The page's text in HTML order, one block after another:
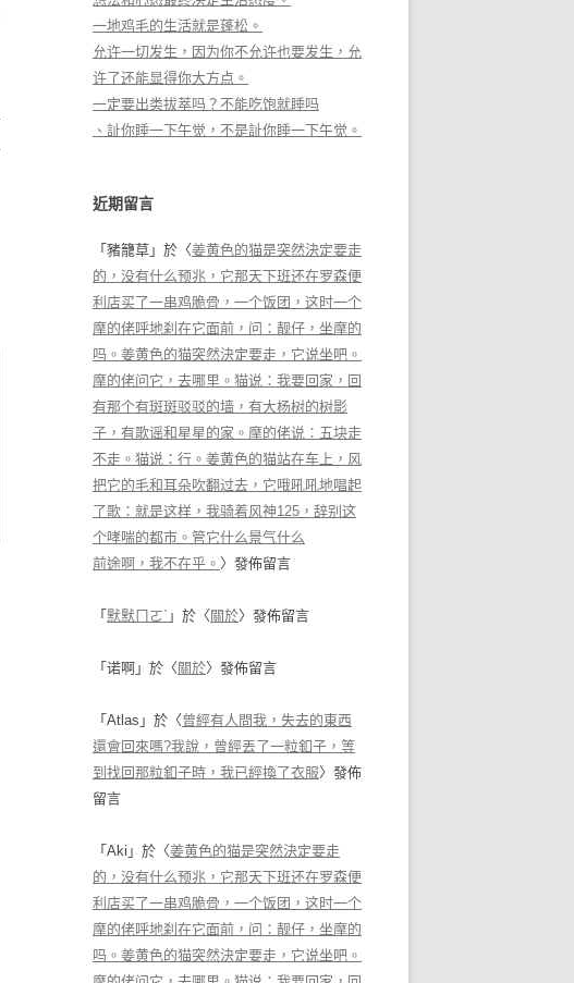
一地鸡毛的生活就是蓬松。
允许一切发生，因为你不允许也要发生，允
许了还能显得你大方点。
一定要出类拔萃吗？不能吃饱就睡吗
、訨你睡一下午觉，不是訨你睡一下午觉。
近期留言
「 豬籠草 」於〈姜黄色的猫是突然決定要走
的，没有什么预兆，它那天下班还在罗森便
利店买了一串鸡脆骨，一个饭团，这时一个
摩的佬呼地刹在它面前，问：靓仔，坐摩的
吗。姜黄色的猫突然決定要走，它说坐吧。
摩的佬问它，去哪里。猫说：我要回家，回
有那个有斑斑驳驳的墙，有大杨树的树影
子，有歌谣和星星的家。摩的佬说：五块走
不走。猫说：行。姜黄色的猫站在车上，风
把它的毛和耳朵吹翻过去，它哦吼吼地唱起
了歌：就是这样，我骑着风神125，辞别这
个哮喘的都市。管它什么景气什么
前途啊，我不在乎。 〉發佈留言
「 默默ㄇㄛˋ 」於〈 關於〉發佈留言
「 诺啊 」於〈 關於〉發佈留言
「 Atlas 」於〈曾經有人問我，失去的東西
還會回來嗎?我說，曾經丟了一粒釦子，等
到找回那粒釦子時，我已經換了衣服〉發佈
留言
「 Aki 」於〈姜黄色的猫是突然決定要走
的，没有什么预兆，它那天下班还在罗森便
利店买了一串鸡脆骨，一个饭团，这时一个
摩的佬呼地刹在它面前，问：靓仔，坐摩的
吗。姜黄色的猫突然決定要走，它说坐吧。